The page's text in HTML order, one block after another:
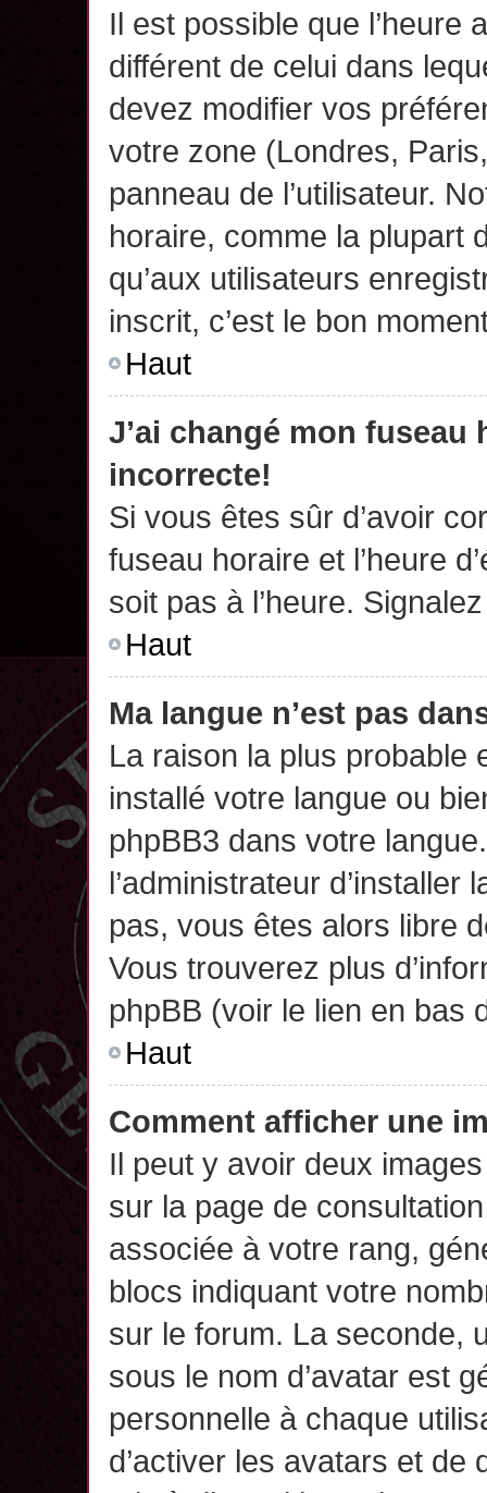
Il est possible que l’heure
différent de celui dans
devez modifier vos
votre zone (Londres,
panneau de l’utilisateur.
horaire, comme la plupart
qu’aux utilisateurs
inscrit, c’est le bon
Haut
J’ai changé mon fuseau
incorrecte!
Si vous êtes sûr d’avoir
fuseau horaire et l’heure
soit pas à l’heure.
Haut
Ma langue n’est pas
La raison la plus probable
installé votre langue ou
phpBB3 dans votre
l’administrateur d’installer
pas, vous êtes alors libre
Vous trouverez plus
phpBB (voir le lien en bas
Haut
Comment afficher une
Il peut y avoir deux
sur la page de
associée à votre rang,
blocs indiquant votre
sur le forum. La seconde,
sous le nom d’avatar est
personnelle à chaque
d’activer les avatars et de